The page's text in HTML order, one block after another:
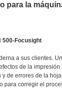
para la
500-Focusight
a sus clientes.
de la
de errores de la
corregir el